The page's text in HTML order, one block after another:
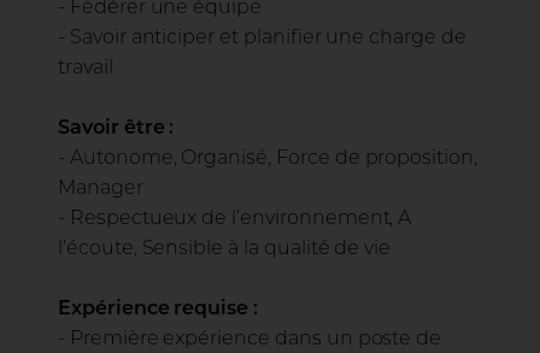
- Fédérer une équipe
- Savoir anticiper et planifier une charge de
travail
Savoir être :
- Autonome, Organisé, Force de proposition,
Manager
- Respectueux de l’environnement, A
l’écoute, Sensible à la qualité de vie
Expérience requise :
- Première expérience dans un poste de